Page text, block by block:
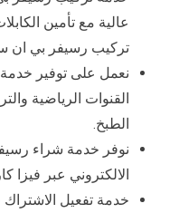
عالية مع تأمين
تركيب رسيفر بي ان
نعمل على توفير
القنوات الرياضية
الطبخ.
نوفر خدمة شراء
الالكتروني عبر
خدمة تفعيل الاشتراك